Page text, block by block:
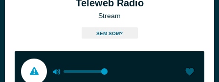
Teleweb Radio
Stream
SEM SOM?